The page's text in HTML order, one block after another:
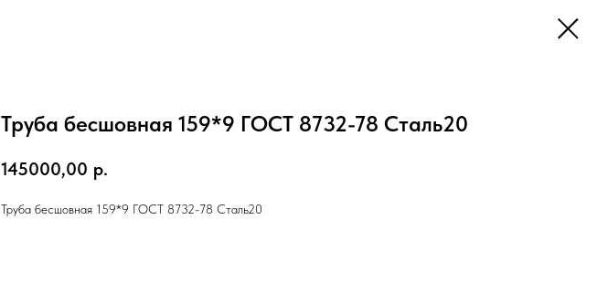
Труба бесшовная 159*9 ГОСТ 8732-78 Cталь20
145000,00 р.
Труба бесшовная 159*9 ГОСТ 8732-78 Cталь20